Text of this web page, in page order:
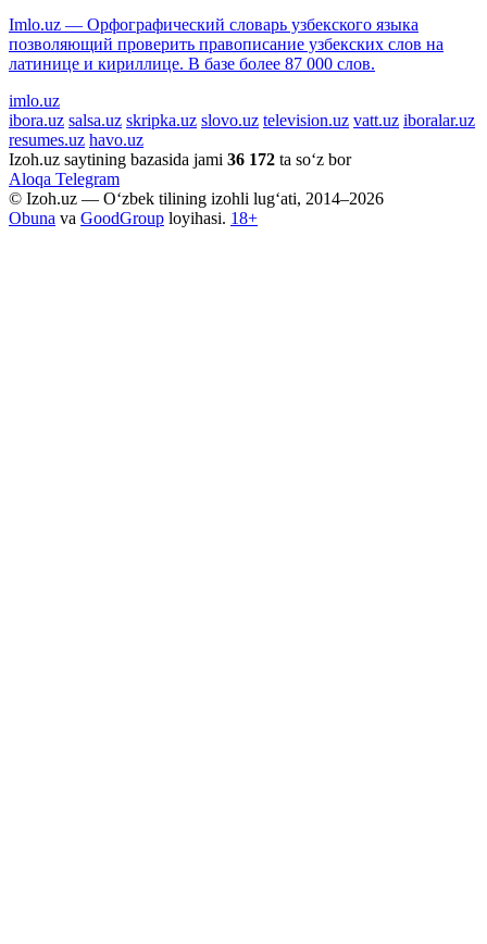
Imlo.uz — Орфографический словарь узбекского языка
позволяющий проверить правописание узбекских слов на
латинице и кириллице. В базе более 87 000 слов.
imlo.uz
ibora.uz salsa.uz skripka.uz slovo.uz television.uz vatt.uz iboralar.uz
resumes.uz havo.uz
Izoh.uz saytining bazasida jami 36 172 ta so‘z bor
Aloqa Telegram
© Izoh.uz — O‘zbek tilining izohli lug‘ati, 2014–2026
Obuna va GoodGroup loyihasi. 18+